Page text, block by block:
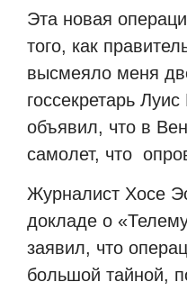
Эта новая
того, как
высмеяло меня
госсекретарь
объявил, что в
самолет, что
Журналист Хосе
докладе о
заявил, что
большой тайной,